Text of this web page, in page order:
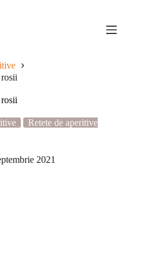
Retete de aperitive
2021